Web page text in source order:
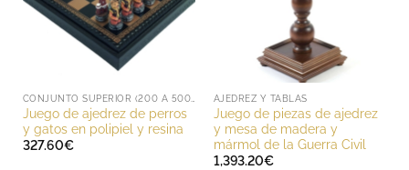
Juego de ajedrez de perros
y gatos en polipiel y resina
327.60€
AJEDREZ Y TABLAS
Juego de piezas de ajedrez
y mesa de madera y
mármol de la Guerra Civil
1,393.20€